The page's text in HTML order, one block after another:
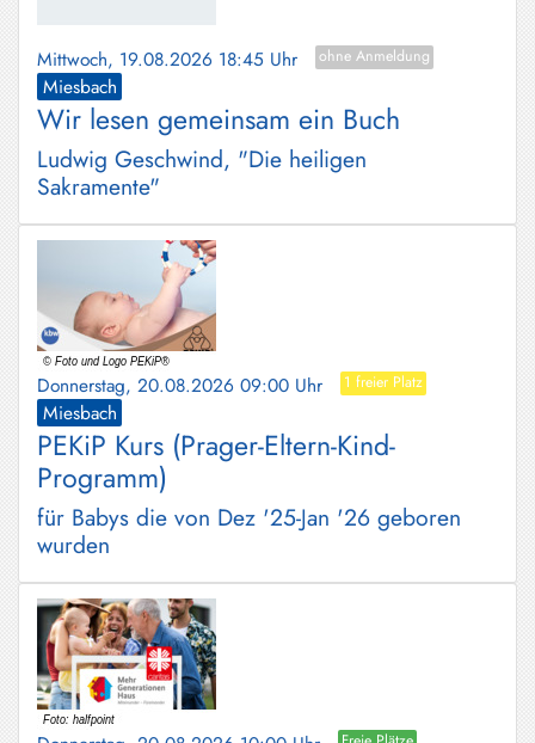
Mittwoch, 19.08.2026 18:45 Uhr ohne Anmeldung
Miesbach
Wir lesen gemeinsam ein Buch
Ludwig Geschwind, "Die heiligen
Sakramente"
Donnerstag, 20.08.2026 09:00 Uhr 1 freier Platz
Miesbach
PEKiP Kurs (Prager-Eltern-Kind-
Programm)
für Babys die von Dez '25-Jan '26 geboren
wurden